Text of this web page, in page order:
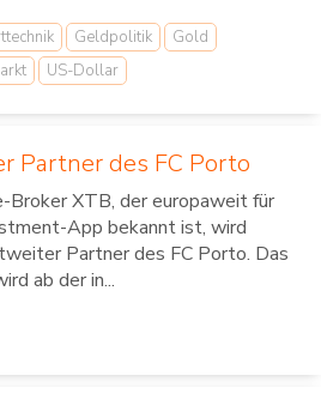
Geldpolitik
Gold
US-Dollar
Partner des FC Porto
Broker XTB, der europaweit für
App bekannt ist, wird
Partner des FC Porto. Das
ab der in...